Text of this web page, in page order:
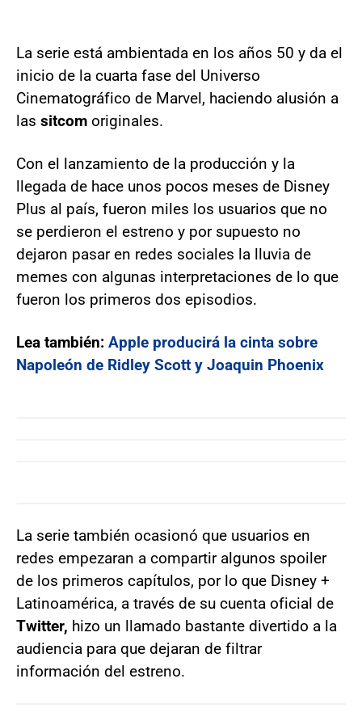
La serie está ambientada en los años 50 y da el
inicio de la cuarta fase del Universo
Cinematográfico de Marvel, haciendo alusión a
las sitcom originales.
Con el lanzamiento de la producción y la
llegada de hace unos pocos meses de Disney
Plus al país, fueron miles los usuarios que no
se perdieron el estreno y por supuesto no
dejaron pasar en redes sociales la lluvia de
memes con algunas interpretaciones de lo que
fueron los primeros dos episodios.
Lea también: Apple producirá la cinta sobre
Napoleón de Ridley Scott y Joaquin Phoenix
La serie también ocasionó que usuarios en
redes empezaran a compartir algunos spoiler
de los primeros capítulos, por lo que Disney +
Latinoamérica, a través de su cuenta oficial de
Twitter, hizo un llamado bastante divertido a la
audiencia para que dejaran de filtrar
información del estreno.